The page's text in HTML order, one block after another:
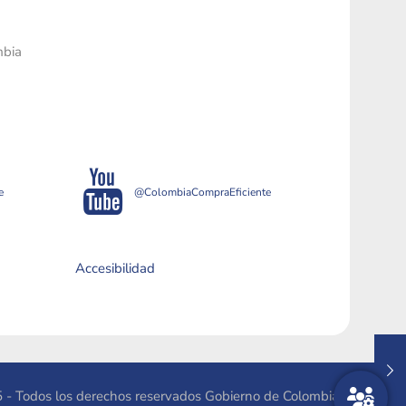
@ColombiaCompraEficiente
Accesibilidad
Todos los derechos reservados Gobierno de Colombia